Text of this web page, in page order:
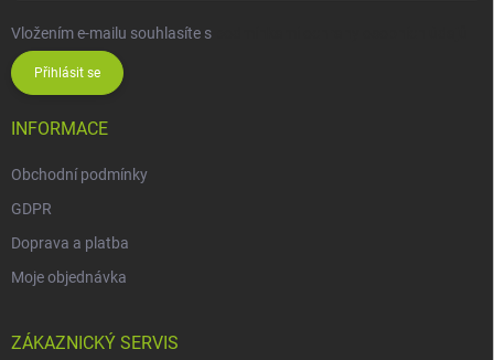
Vložením e-mailu souhlasíte s
Přihlásit se
INFORMACE
Obchodní podmínky
GDPR
Doprava a platba
Moje objednávka
ZÁKAZNICKÝ SERVIS